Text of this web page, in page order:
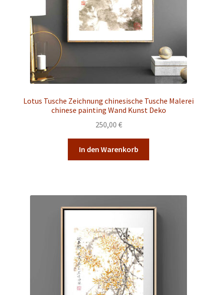
Lotus Tusche Zeichnung chinesische Tusche Malerei
chinese painting Wand Kunst Deko
250,00 €
In den Warenkorb